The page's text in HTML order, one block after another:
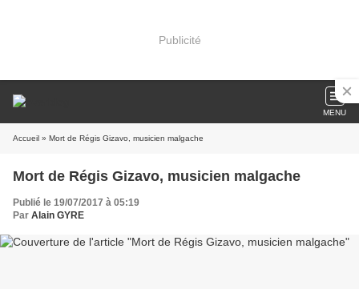
Publicité
MENU
Accueil » Mort de Régis Gizavo, musicien malgache
Mort de Régis Gizavo, musicien malgache
Publié le 19/07/2017 à 05:19
Par Alain GYRE